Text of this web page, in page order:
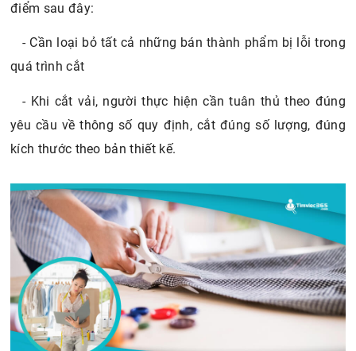
điểm sau đây:
- Cần loại bỏ tất cả những bán thành phẩm bị lỗi trong
quá trình cắt
- Khi cắt vải, người thực hiện cần tuân thủ theo đúng
yêu cầu về thông số quy định, cắt đúng số lượng, đúng
kích thước theo bản thiết kế.